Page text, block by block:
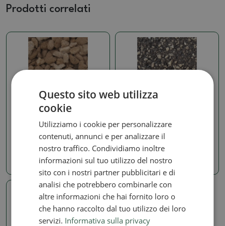
Prodotti correlati
Terreni per kokedam
297b-pemza14l3-7
Master 7 litri
SKU:297b-zem_master 7l
7.85 €
Questo sito web utilizza
cookie
Utilizziamo i cookie per personalizzare
contenuti, annunci e per analizzare il
nostro traffico. Condividiamo inoltre
informazioni sul tuo utilizzo del nostro
sito con i nostri partner pubblicitari e di
analisi che potrebbero combinarle con
altre informazioni che hai fornito loro o
che hanno raccolto dal tuo utilizzo dei loro
servizi. Informativa sulla privacy